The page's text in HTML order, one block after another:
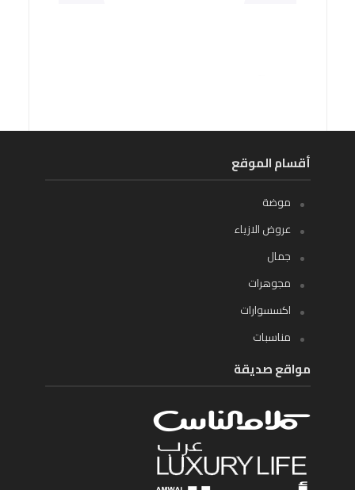
أقسام الموقع
موضة
عروض الازياء
جمال
مجوهرات
اكسسوارات
مناسبات
مواقع صديقة